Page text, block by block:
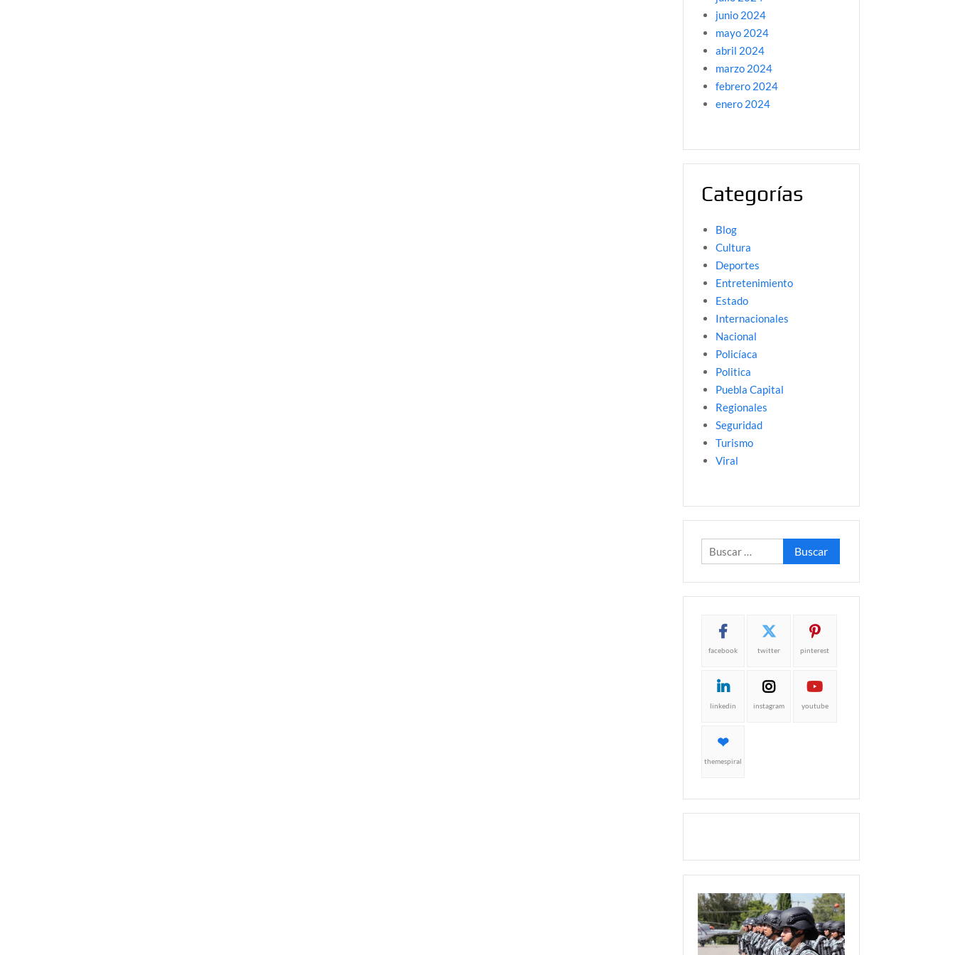
junio 2024
mayo 2024
abril 2024
marzo 2024
febrero 2024
enero 2024
Categorías
Blog
Cultura
Deportes
Entretenimiento
Estado
Internacionales
Nacional
Policíaca
Politica
Puebla Capital
Regionales
Seguridad
Turismo
Viral
Buscar:
facebook twitter pinterest
linkedin instagram youtube
themespiral